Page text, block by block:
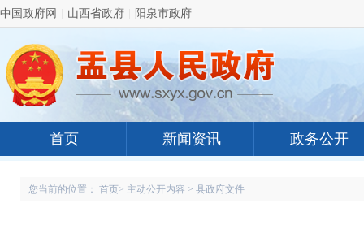
中国政府网 山西省政府 阳泉市政府
首页 新闻资讯 政务公开
您当前的位置： 首页> 主动公开内容 > 县政府文件